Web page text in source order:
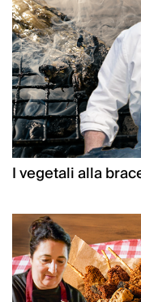
I vegetali alla